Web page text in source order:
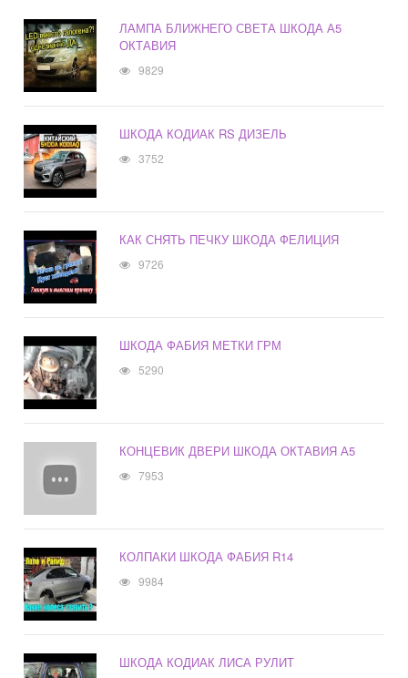
ЛАМПА БЛИЖНЕГО СВЕТА ШКОДА А5
ОКТАВИЯ
9829
ШКОДА КОДИАК RS ДИЗЕЛЬ
3752
КАК СНЯТЬ ПЕЧКУ ШКОДА ФЕЛИЦИЯ
9726
ШКОДА ФАБИЯ МЕТКИ ГРМ
5290
КОНЦЕВИК ДВЕРИ ШКОДА ОКТАВИЯ А5
7953
КОЛПАКИ ШКОДА ФАБИЯ R14
9984
ШКОДА КОДИАК ЛИСА РУЛИТ